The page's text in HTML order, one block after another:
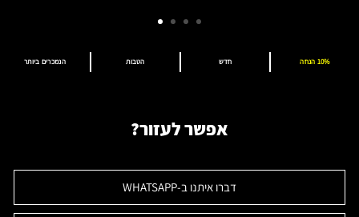
הנמכרים ביותר הטבות חדש 10% הנחה
אפשר לעזור?
דברו איתנו ב-WHATSAPP